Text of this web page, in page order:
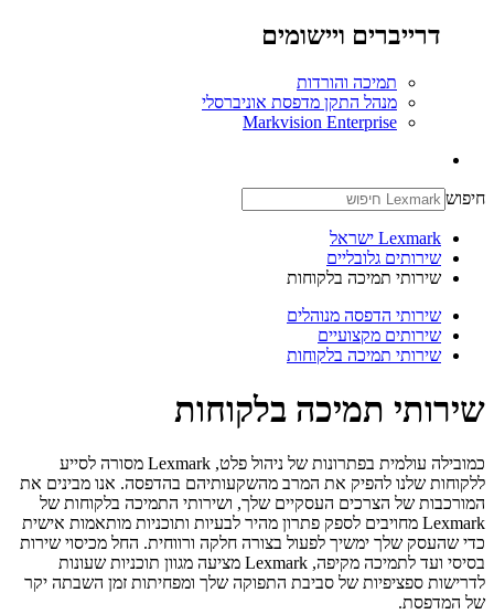
דרייברים ויישומים
תמיכה והורדות
מנהל התקן מדפסת אוניברסלי
Markvision Enterprise
חיפוש
Lexmark ישראל
שירותים גלובליים
שירותי תמיכה בלקוחות
שירותי הדפסה מנוהלים
שירותים מקצועיים
שירותי תמיכה בלקוחות
שירותי תמיכה בלקוחות
כמובילה עולמית בפתרונות של ניהול פלט, Lexmark מסורה לסייע
ללקוחות שלנו להפיק את המרב מהשקעותיהם בהדפסה. אנו מבינים את
המורכבות של הצרכים העסקיים שלך, ושירותי התמיכה בלקוחות של
Lexmark מחויבים לספק פתרון מהיר לבעיות ותוכניות מותאמות אישית
כדי שהעסק שלך ימשיך לפעול בצורה חלקה ורווחית. החל מכיסוי שירות
בסיסי ועד לתמיכה מקיפה, Lexmark מציעה מגוון תוכניות שעונות
לדרישות ספציפיות של סביבת התפוקה שלך ומפחיתות זמן השבתה יקר
של המדפסת.